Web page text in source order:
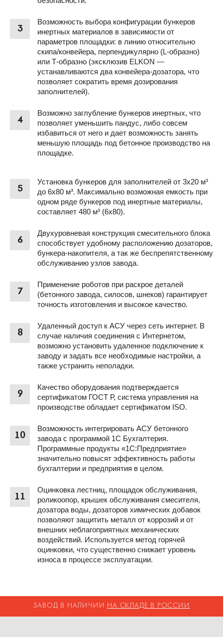
3
Возможность выбора конфигурации бункеров
инертных материалов в зависимости от
параметров площадки: в линию относительно
скипа/конвейера, перпендикулярно (L-образно)
или Т-образно (эксклюзив ELKON —
устанавливаются два конвейера-дозатора, что
позволяет сократить время дозирования
заполнителей).
4
Возможно заглубление бункеров инертных, что
позволяет уменьшить пандус, либо совсем
избавиться от него и дает возможность занять
меньшую площадь под бетонное производство на
площадке.
5
Установка бункеров для заполнителей от 3х20 м³
до 6х80 м³. Максимально возможная емкость при
одном ряде бункеров под инертные материалы,
составляет 480 м³ (6х80).
6
Двухуровневая конструкция смесительного блока
способствует удобному расположению дозаторов,
бункера-накопителя, а так же беспрепятственному
обслуживанию узлов завода.
7
Применение роботов при раскрое деталей
(бетонного завода, силосов, шнеков) гарантирует
точность изготовления и высокое качество.
8
Удаленный доступ к АСУ через сеть интернет. В
случае наличия соединения с Интернетом,
возможно установить удаленное подключение к
заводу и задать все необходимые настройки, а
также устранить неполадки.
9
Качество оборудования подтверждается
сертификатом ГОСТ Р, система управления на
производстве обладает сертификатом ISO.
10
Возможность интегрировать АСУ бетонного
завода с программой 1С Бухгалтерия.
Программные продукты «1С:Предприятие»
значительно повысят эффективность работы
бухгалтерии и предприятия в целом.
11
Оцинковка лестниц, площадок обслуживания,
роликоопор, крышек обслуживания смесителя,
дозатора воды, дозаторов химических добавок
позволяют защитить металл от коррозий и от
внешних неблагоприятных механических
воздействий. Используется метод горячей
оцинковки, что существенно снижает уровень
износа в процессе эксплуатации.
ЗАВОД В НАЛИЧИИ НА СКЛАДЕ В РОССИИ